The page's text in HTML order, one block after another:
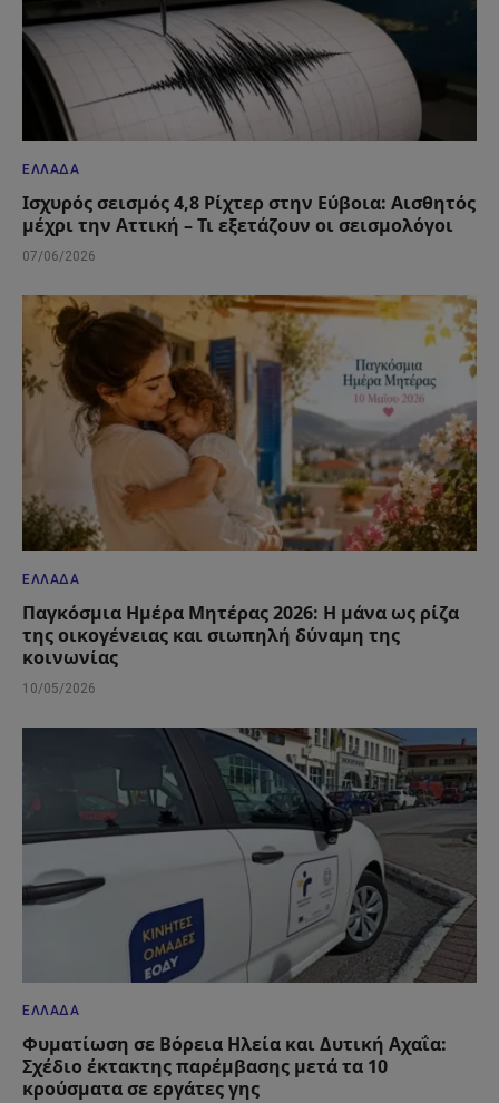
ΕΛΛΆΔΑ
Ισχυρός σεισμός 4,8 Ρίχτερ στην Εύβοια: Αισθητός
μέχρι την Αττική – Τι εξετάζουν οι σεισμολόγοι
07/06/2026
ΕΛΛΆΔΑ
Παγκόσμια Ημέρα Μητέρας 2026: Η μάνα ως ρίζα
της οικογένειας και σιωπηλή δύναμη της
κοινωνίας
10/05/2026
ΕΛΛΆΔΑ
Φυματίωση σε Βόρεια Ηλεία και Δυτική Αχαΐα:
Σχέδιο έκτακτης παρέμβασης μετά τα 10
κρούσματα σε εργάτες γης